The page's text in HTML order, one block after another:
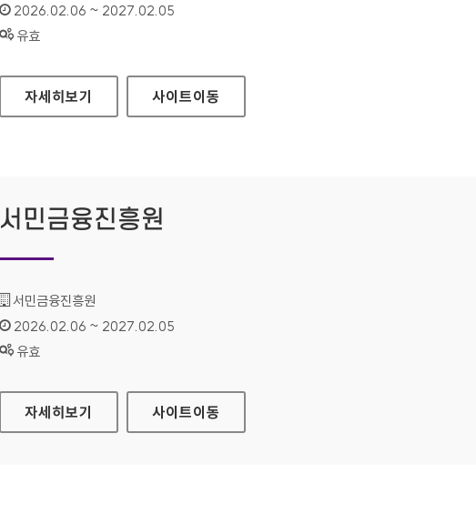
인증기간 :
2026.02.06 ~ 2027.02.05
상태 :
유효
서민금융진흥원 디지털센터
자세히보기 사이트이동
서민금융진흥원
기관명 :
서민금융진흥원
인증기간 :
2026.02.06 ~ 2027.02.05
상태 :
유효
서민금융진흥원
자세히보기 사이트이동